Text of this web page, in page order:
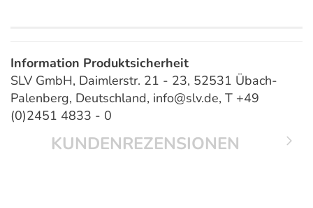
Information Produktsicherheit
SLV GmbH, Daimlerstr. 21 - 23, 52531 Übach-
Palenberg, Deutschland, info@slv.de, T +49
(0)2451 4833 - 0
KUNDENREZENSIONEN